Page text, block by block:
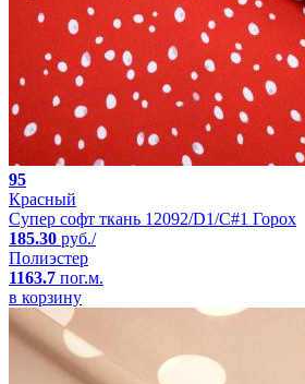
95
Красный
Супер софт ткань 12092/D1/C#1 Горох
185.30 руб./
Полиэстер
1163.7 пог.м.
в корзину